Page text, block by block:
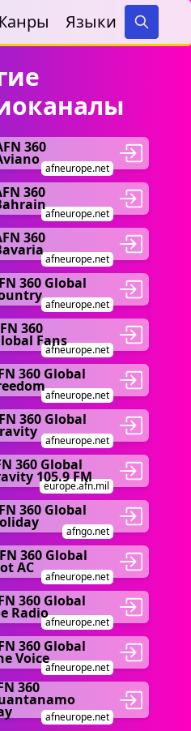
Языки
Search
360
afneurope.net
360
afneurope.net
360
afneurope.net
360 Global
afneurope.net
360
Fans
afneurope.net
360 Global
afneurope.net
360 Global
afneurope.net
360 Global
105.9 FM
europe.afn.mil
360 Global
afngo.net
360 Global
AC
afneurope.net
360 Global
Radio
afneurope.net
360 Global
Voice
afneurope.net
360
afneurope.net